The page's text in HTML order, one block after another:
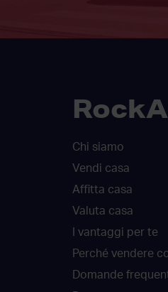
Chi siamo
Vendi casa
Affitta casa
Valuta casa
I vantaggi per te
Perché vendere
Domande